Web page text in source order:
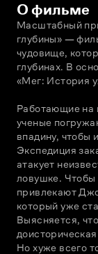
О фильме
Масштабный
глубины» —
чудовище,
глубинах. В
«Мег: История
Работающие на
ученые
впадину, чтобы
Экспедиция
атакует
ловушке.
привлекают
который уже
Выясняется,
Но хуже всего